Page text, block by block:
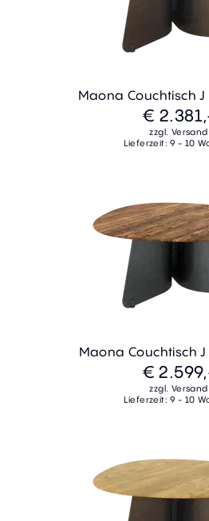
Maona Couchtisch J
€
zzgl. Versand
Lieferzeit: 9 - 10
Maona Couchtisch J
€
zzgl. Versand
Lieferzeit: 9 - 10